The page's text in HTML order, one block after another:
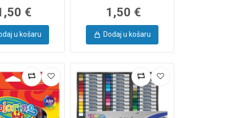
€
u košaru
1,50 €
Dodaj u košaru